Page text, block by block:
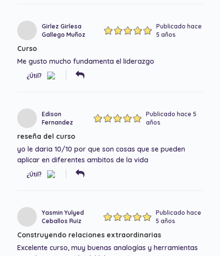
Girlez Girlesa
Gallego Muñoz
Publicado hace
5 años
Curso
Me gusto mucho fundamenta el liderazgo
¿Útil?
Edison
Fernandez
Publicado hace 5
años
reseña del curso
yo le daria 10/10 por que son cosas que se pueden
aplicar en diferentes ambitos de la vida
¿Útil?
Yasmin Yulyed
Ceballos Ruiz
Publicado hace
5 años
Construyendo relaciones extraordinarias
Excelente curso, muy buenas analogías y herramientas